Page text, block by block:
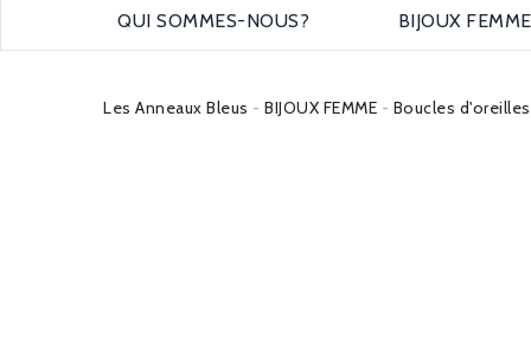
QUI SOMMES-NOUS? BIJOUX FEMME
Les Anneaux Bleus BIJOUX FEMME Boucles